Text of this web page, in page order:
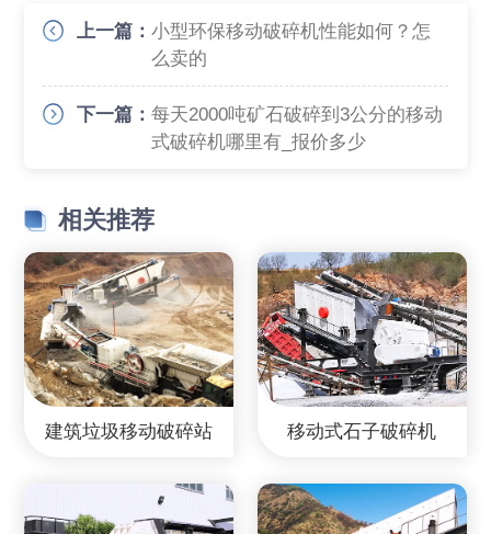
上一篇：小型环保移动破碎机性能如何？怎
么卖的
下一篇：每天2000吨矿石破碎到3公分的移动
式破碎机哪里有_报价多少
相关推荐
建筑垃圾移动破碎站 移动式石子破碎机